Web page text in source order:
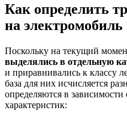
Как определить
на электромобиль
Поскольку на текущий
выделялись в отдельную
и приравнивались к классу
база для них исчисляется
определяются в
характеристик: